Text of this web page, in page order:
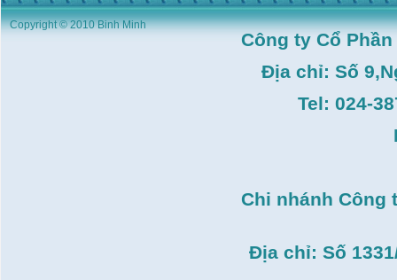
Máy duỗi sắt Hồng ký
HK–DSM114( 1HP,Ø8 -
Ø10)
Copyright © 2010 Binh Minh
Công ty Cổ
Địa chỉ: Số
Tel: 024-
Chi nhánh Công
Địa chỉ: Số